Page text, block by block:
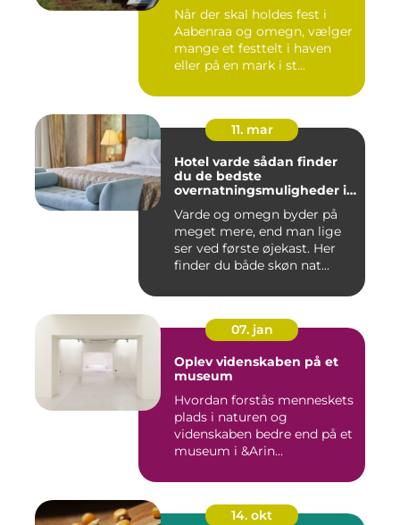
Når der skal holdes fest i
Aabenraa og omegn, vælger
mange et festtelt i haven
eller på en mark i st...
11. mar
Hotel varde sådan finder
du de bedste
overnatningsmuligheder i
Varde og omegn byder på
meget mere, end man lige
ser ved første øjekast. Her
finder du både skøn nat...
07. jan
Oplev videnskaben på et
museum
Hvordan forstås menneskets
plads i naturen og
videnskaben bedre end på et
museum i &Arin...
14. okt